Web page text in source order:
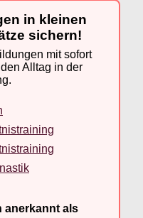
in kleinen
sichern!
mit sofort
Alltag in der
als